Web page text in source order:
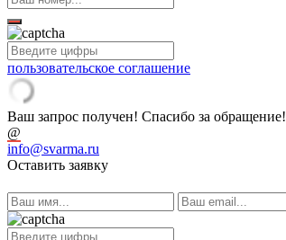
пользовательское соглашение
Ваш запрос получен! Спасибо за обращение!
@
info@svarma.ru
Оставить заявку